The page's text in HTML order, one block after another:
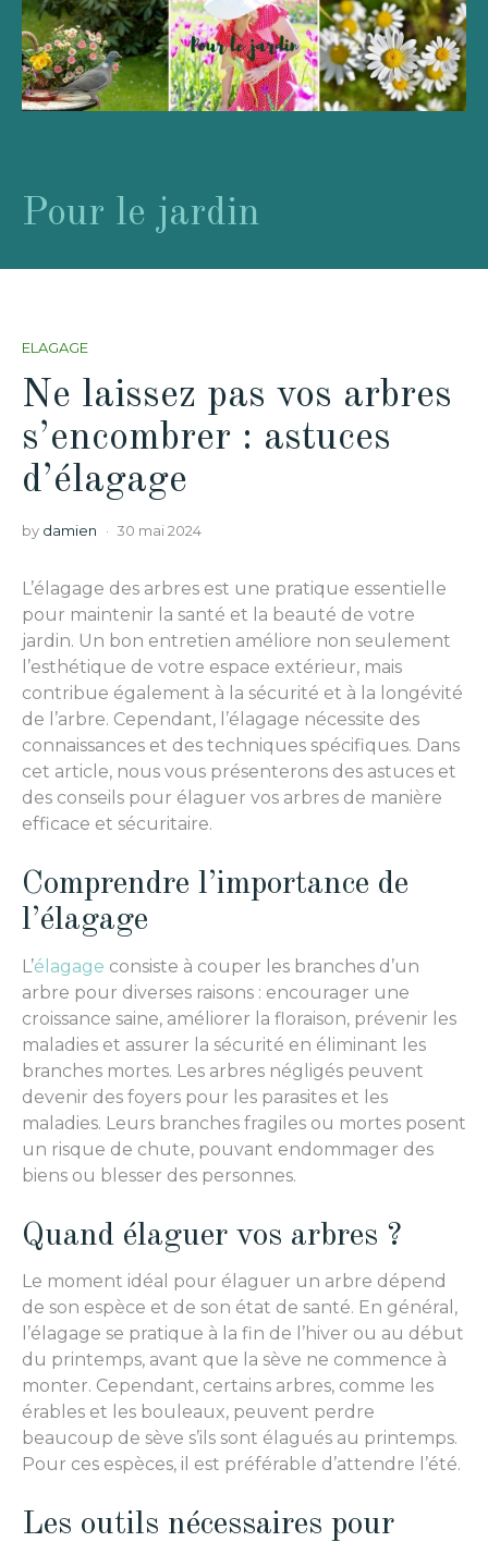
Pour le jardin
ELAGAGE
Ne laissez pas vos arbres
s’encombrer : astuces
d’élagage
by damien 30 mai 2024
L’élagage des arbres est une pratique essentielle
pour maintenir la santé et la beauté de votre
jardin. Un bon entretien améliore non seulement
l’esthétique de votre espace extérieur, mais
contribue également à la sécurité et à la longévité
de l’arbre. Cependant, l’élagage nécessite des
connaissances et des techniques spécifiques. Dans
cet article, nous vous présenterons des astuces et
des conseils pour élaguer vos arbres de manière
efficace et sécuritaire.
Comprendre l’importance de
l’élagage
L’élagage consiste à couper les branches d’un
arbre pour diverses raisons : encourager une
croissance saine, améliorer la floraison, prévenir les
maladies et assurer la sécurité en éliminant les
branches mortes. Les arbres négligés peuvent
devenir des foyers pour les parasites et les
maladies. Leurs branches fragiles ou mortes posent
un risque de chute, pouvant endommager des
biens ou blesser des personnes.
Quand élaguer vos arbres ?
Le moment idéal pour élaguer un arbre dépend
de son espèce et de son état de santé. En général,
l’élagage se pratique à la fin de l’hiver ou au début
du printemps, avant que la sève ne commence à
monter. Cependant, certains arbres, comme les
érables et les bouleaux, peuvent perdre
beaucoup de sève s’ils sont élagués au printemps.
Pour ces espèces, il est préférable d’attendre l’été.
Les outils nécessaires pour